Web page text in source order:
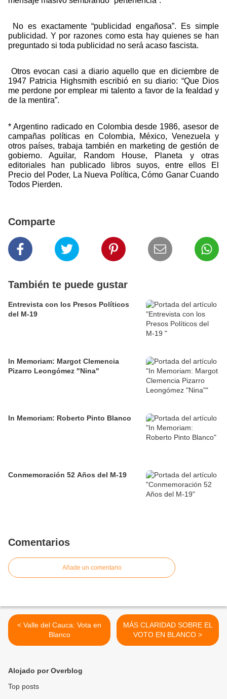
No es exactamente “publicidad engañosa”. Es simple
publicidad. Y por razones como esta hay quienes se han
preguntado si toda publicidad no será acaso fascista.
Otros evocan casi a diario aquello que en diciembre de
1947 Patricia Highsmith escribió en su diario: “Que Dios
me perdone por emplear mi talento a favor de la fealdad y
de la mentira”.
* Argentino radicado en Colombia desde 1986, asesor de
campañas políticas en Colombia, México, Venezuela y
otros países, trabaja también en marketing de gestión de
gobierno. Aguilar, Random House, Planeta y otras
editoriales han publicado libros suyos, entre ellos El
Precio del Poder, La Nueva Política, Cómo Ganar Cuando
Todos Pierden.
Comparte
También te puede gustar
Entrevista con los Presos Políticos
del M-19
In Memoriam: Margot Clemencia
Pizarro Leongómez "Nina"
In Memoriam: Roberto Pinto Blanco
Conmemoración 52 Años del M-19
Comentarios
Añade un comentario
< Valle del Cauca: Vota en
Blanco
MÁS CLARIDAD SOBRE EL
VOTO EN BLANCO >
Alojado por Overblog
Top posts